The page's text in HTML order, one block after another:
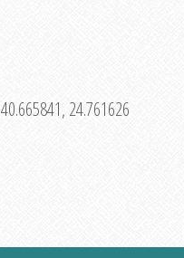
40.665841, 24.761626